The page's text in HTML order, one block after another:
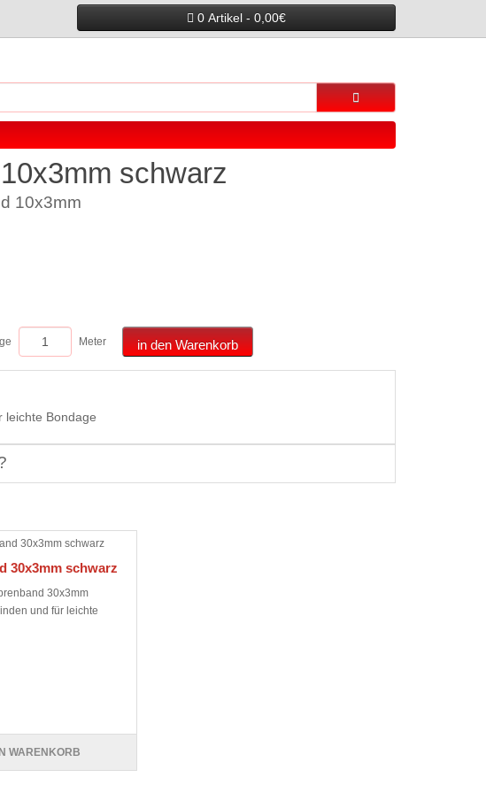
0 Artikel - 0,00€
schwarz
10x3mm
Meter in den Warenkorb
leichte Bondage
30x3mm schwarz
30x3mm
und für leichte
WARENKORB